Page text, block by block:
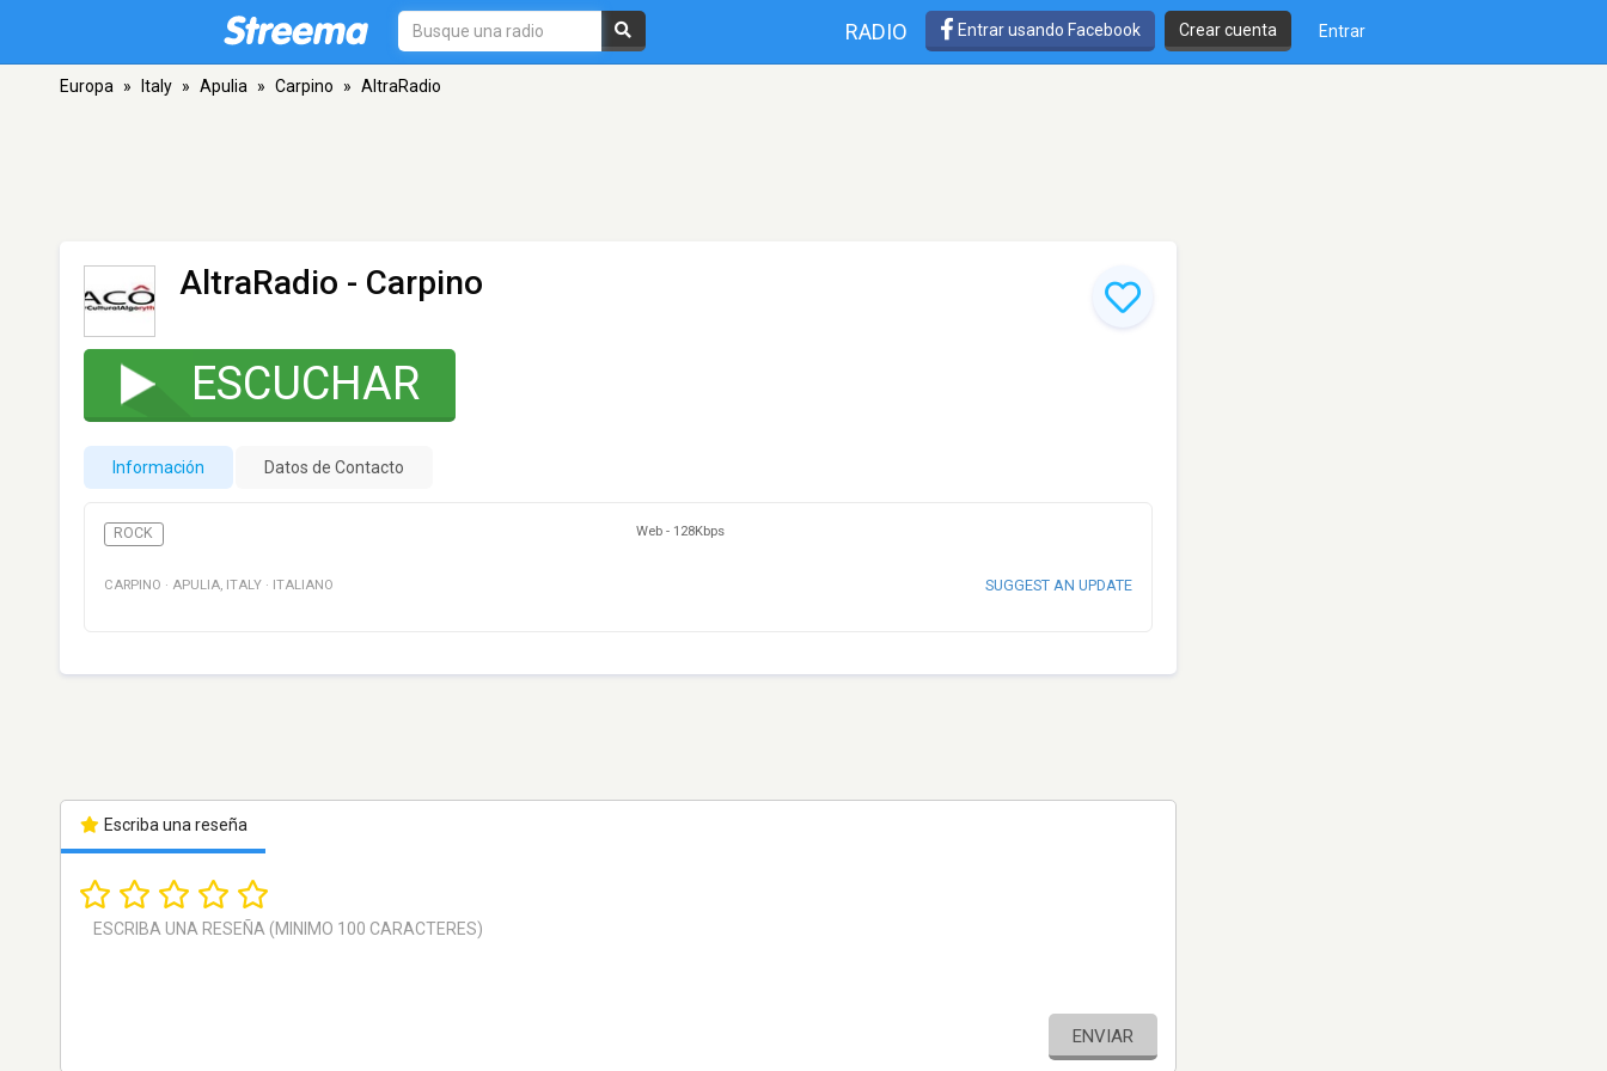
RADIO Entrar usando Facebook Crear cuenta Entrar
Europa » Italy » Apulia » Carpino » AltraRadio
AltraRadio - Carpino
ESCUCHAR
Información Datos de Contacto
ROCK Web - 128Kbps
CARPINO · APULIA, ITALY · ITALIANO SUGGEST AN UPDATE
Escriba una reseña
ENVIAR